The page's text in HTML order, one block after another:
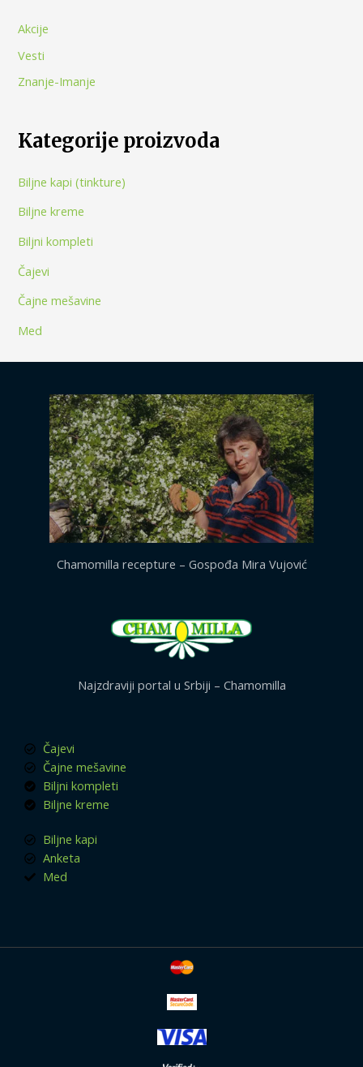
Akcije
Vesti
Znanje-Imanje
Kategorije proizvoda
Biljne kapi (tinkture)
Biljne kreme
Biljni kompleti
Čajevi
Čajne mešavine
Med
Chamomilla recepture – Gospođa Mira Vujović
Najzdraviji portal u Srbiji – Chamomilla
Čajevi
Čajne mešavine
Biljni kompleti
Biljne kreme
Biljne kapi
Anketa
Med